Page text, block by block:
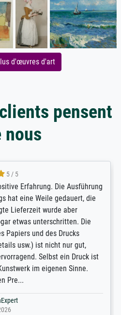
d'œuvres d'art
pensent
nous
Die Ausführung
Weile gedauert, die
wurde aber
unterschritten. Die
und des Drucks
ist nicht nur gut,
Selbst ein Druck ist
im eigenen Sinne.